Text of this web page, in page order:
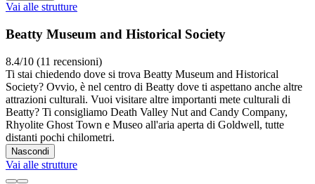
Vai alle strutture
Beatty Museum and Historical Society
8.4/10 (11 recensioni)
Ti stai chiedendo dove si trova Beatty Museum and Historical
Society? Ovvio, è nel centro di Beatty dove ti aspettano anche altre
attrazioni culturali. Vuoi visitare altre importanti mete culturali di
Beatty? Ti consigliamo Death Valley Nut and Candy Company,
Rhyolite Ghost Town e Museo all'aria aperta di Goldwell, tutte
distanti pochi chilometri.
Nascondi
Vai alle strutture